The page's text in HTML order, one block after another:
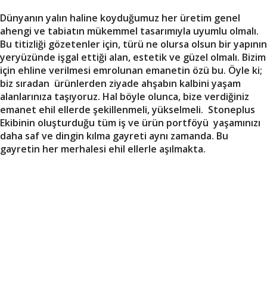
Dünyanın yalın haline koyduğumuz her üretim genel
ahengi ve tabiatın mükemmel tasarımıyla uyumlu olmalı.
Bu titizliği gözetenler için, türü ne olursa olsun bir yapının
yeryüzünde işgal ettiği alan, estetik ve güzel olmalı. Bizim
için ehline verilmesi emrolunan emanetin özü bu. Öyle ki;
biz sıradan ürünlerden ziyade ahşabın kalbini yaşam
alanlarınıza taşıyoruz. Hal böyle olunca, bize verdiğiniz
emanet ehil ellerde şekillenmeli, yükselmeli. Stoneplus
Ekibinin oluşturduğu tüm iş ve ürün portföyü yaşamınızı
daha saf ve dingin kılma gayreti aynı zamanda. Bu
gayretin her merhalesi ehil ellerle aşılmakta.